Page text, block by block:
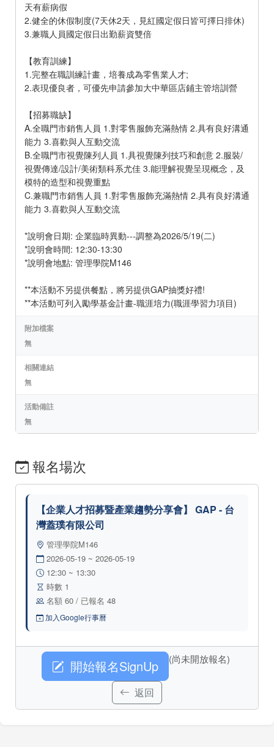
天有薪病假
2.健全的休假制度(7天休2天，見紅國定假日皆可擇日排休)
3.兼職人員國定假日出勤薪資雙倍
【教育訓練】
1.完整在職訓練計畫，培養成為零售業人才;
2.表現優良者，可優先申請參加大中華區店鋪主管培訓營
【招募職缺】
A.全職門市銷售人員 1.對零售服飾充滿熱情 2.具有良好溝通
能力 3.喜歡與人互動交流
B.全職門市視覺陳列人員 1.具視覺陳列技巧和創意 2.服裝/
視覺傳達/設計/美術類科系尤佳 3.能理解視覺呈現概念，及
模特的造型和視覺重點
C.兼職門市銷售人員 1.對零售服飾充滿熱情 2.具有良好溝通
能力 3.喜歡與人互動交流
*說明會日期: 企業臨時異動---調整為2026/5/19(二)
*說明會時間: 12:30-13:30
*說明會地點: 管理學院M146
**本活動不另提供餐點，將另提供GAP抽獎好禮!
**本活動可列入勵學基金計畫-職涯培力(職涯學習力項目)
附加檔案
無
相關連結
無
活動備註
無
報名場次
【企業人才招募暨產業趨勢分享會】 GAP - 台
灣蓋璞有限公司
管理學院M146
2026-05-19 ~ 2026-05-19
12:30 ~ 13:30
時數 1
名額 60 / 已報名 48
加入Google行事曆
開始報名SignUp (尚未開放報名)
返回